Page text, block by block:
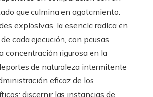
que culmina en agotamiento.
explosivas, la esencia radica en
cada ejecución, con pausas
concentración rigurosa en la
de naturaleza intermitente
eficaz de los
discernir las instancias de